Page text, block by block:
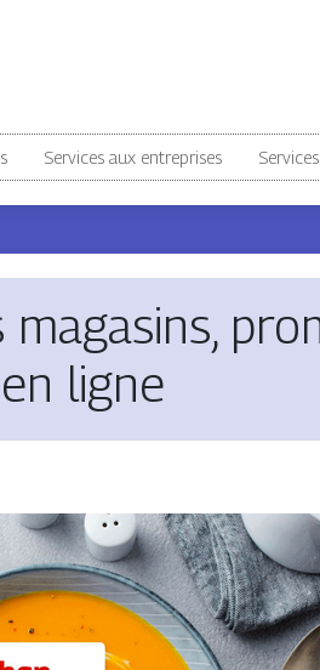
Services aux entreprises
magasins,
ligne